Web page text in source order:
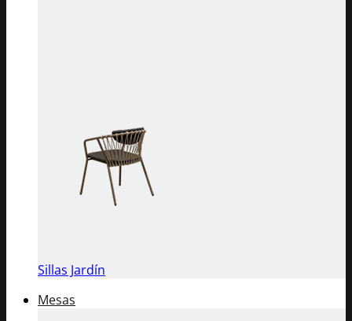
Sillas Jardín
Mesas